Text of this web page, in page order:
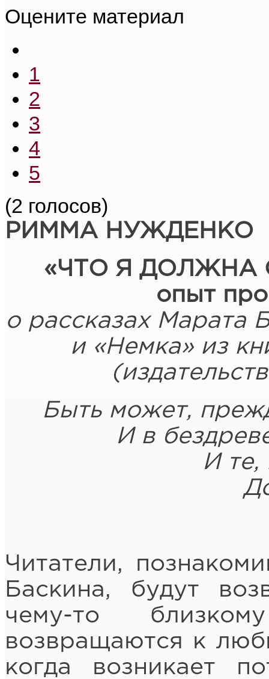
Оцените материал
1
2
3
4
5
(2 голосов)
РИММА НУЖДЕНКО
«ЧТО Я ДОЛЖНА
опыт
о рассказах Марата
и «Немка» из
Быть может,
И в
И
Читатели,
Баскина, будут
чему-то
возвращаются к
когда возникает